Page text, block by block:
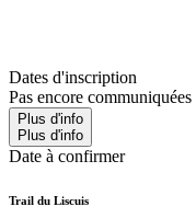
Dates d'inscription
Pas encore communiquées
Plus d'info
Plus d'info
Date à confirmer
Trail du Liscuis